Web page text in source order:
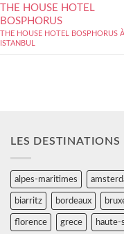
THE HOUSE HOTEL
BOSPHORUS
THE HOUSE HOTEL BOSPHORUS À
ISTANBUL
LES DESTINATIONS
alpes-maritimes
biarritz bordeaux
florence grece haute-